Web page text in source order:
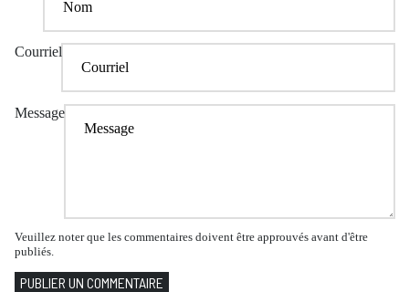
Courriel
Message
Veuillez noter que les commentaires doivent être approuvés avant d'être
publiés.
PUBLIER UN COMMENTAIRE